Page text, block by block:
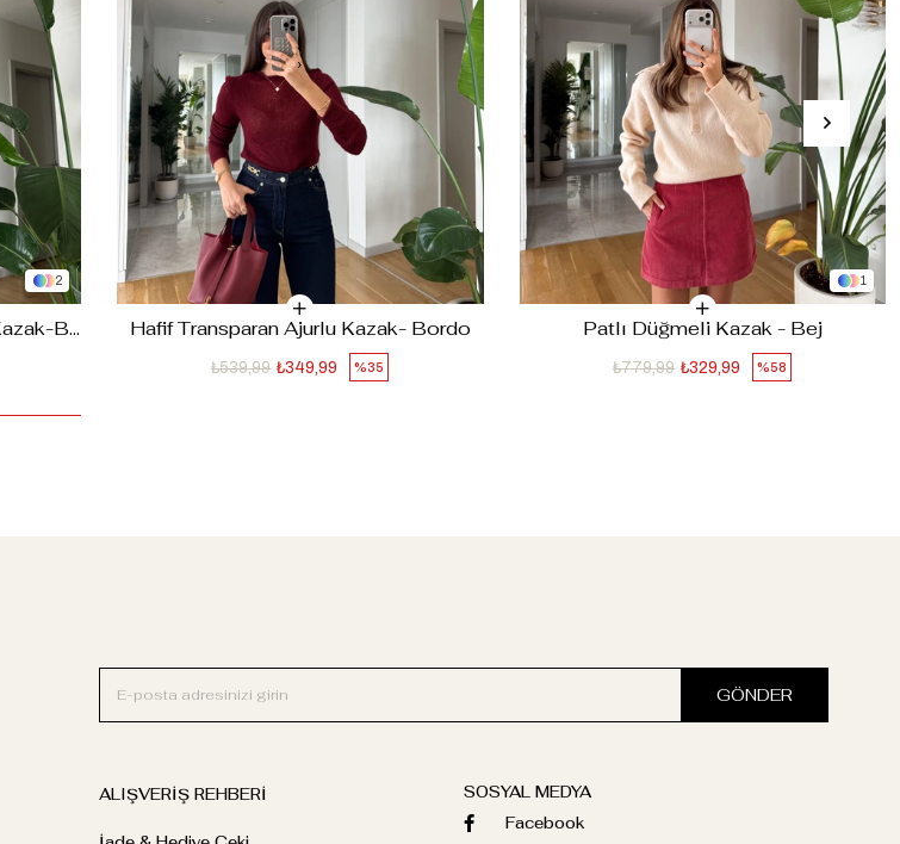
2
Javed Bisiklet Yaka Pinterest Kazak-Bordo
‹
›
Hafif Transparan Ajurlu Kazak- Bordo
%35
₺349,99
₺539,99
‹
›
1
Patlı Düğmeli Kazak - Bej
%58
₺329,99
₺779,99
GÖNDER
ALIŞVERİŞ REHBERİ
SOSYAL MEDYA
Facebook